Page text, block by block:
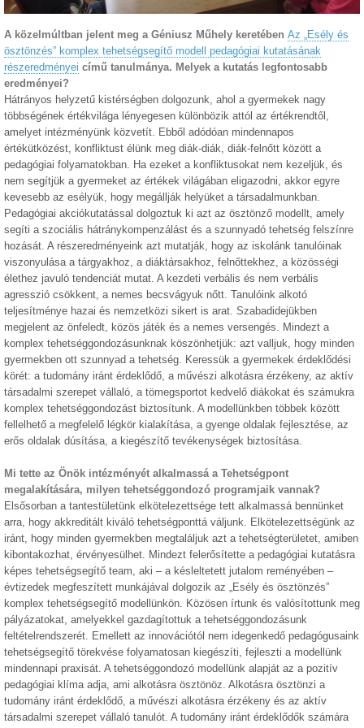
A közelmúltban jelent meg a Géniusz Műhely keretében Az „Esély és
ösztönzés” komplex tehetségsegítő modell pedagógiai kutatásának
részeredményei című tanulmánya. Melyek a kutatás legfontosabb
eredményei?
Hátrányos helyzetű kistérségben dolgozunk, ahol a gyermekek nagy
többségének értékvilága lényegesen különbözik attól az értékrendtől,
amelyet intézményünk közvetít. Ebből adódóan mindennapos
értékütközést, konfliktust élünk meg diák-diák, diák-felnőtt között a
pedagógiai folyamatokban. Ha ezeket a konfliktusokat nem kezeljük, és
nem segítjük a gyermeket az értékek világában eligazodni, akkor egyre
kevesebb az esélyük, hogy megállják helyüket a társadalmunkban.
Pedagógiai akciókutatással dolgoztuk ki azt az ösztönző modellt, amely
segíti a szociális hátránykompenzálást és a szunnyadó tehetség felszínre
hozását. A részeredményeink azt mutatják, hogy az iskolánk tanulóinak
viszonyulása a tárgyakhoz, a diáktársakhoz, felnőttekhez, a közösségi
élethez javuló tendenciát mutat. A kezdeti verbális és nem verbális
agresszió csökkent, a nemes becsvágyuk nőtt. Tanulóink alkotó
teljesítménye hazai és nemzetközi sikert is arat. Szabadidejükben
megjelent az önfeledt, közös játék és a nemes versengés. Mindezt a
komplex tehetséggondozásunknak köszönhetjük: azt valljuk, hogy minden
gyermekben ott szunnyad a tehetség. Keressük a gyermekek érdeklődési
körét: a tudomány iránt érdeklődő, a művészi alkotásra érzékeny, az aktív
társadalmi szerepet vállaló, a tömegsportot kedvelő diákokat és számukra
komplex tehetséggondozást biztosítunk. A modellünkben többek között
fellelhető a megfelelő légkör kialakítása, a gyenge oldalak fejlesztése, az
erős oldalak dúsítása, a kiegészítő tevékenységek biztosítása.
Mi tette az Önök intézményét alkalmassá a Tehetségpont
megalakítására, milyen tehetséggondozó programjaik vannak?
Elsősorban a tantestületünk elkötelezettsége tett alkalmassá bennünket
arra, hogy akkreditált kiváló tehetségponttá váljunk. Elkötelezettségünk az
iránt, hogy minden gyermekben megtaláljuk azt a tehetségterületet, amiben
kibontakozhat, érvényesülhet. Mindezt felerősítette a pedagógiai kutatásra
képes tehetségsegítő team, aki – a késleltetett jutalom reményében –
évtizedek megfeszített munkájával dolgozik az „Esély és ösztönzés”
komplex tehetségsegítő modellünkön. Közösen írtunk és valósítottunk meg
pályázatokat, amelyekkel gazdagítottuk a tehetséggondozásunk
feltételrendszerét. Emellett az innovációtól nem idegenkedő pedagógusaink
tehetségsegítő törekvése folyamatosan kiegészíti, fejleszti a modellünk
mindennapi praxisát. A tehetséggondozó modellünk alapját az a pozitív
pedagógiai klíma adja, ami alkotásra ösztönöz. Alkotásra ösztönzi a
tudomány iránt érdeklődő, a művészi alkotásra érzékeny és az aktív
társadalmi szerepet vállaló tanulót. A tudomány iránt érdeklődők számára